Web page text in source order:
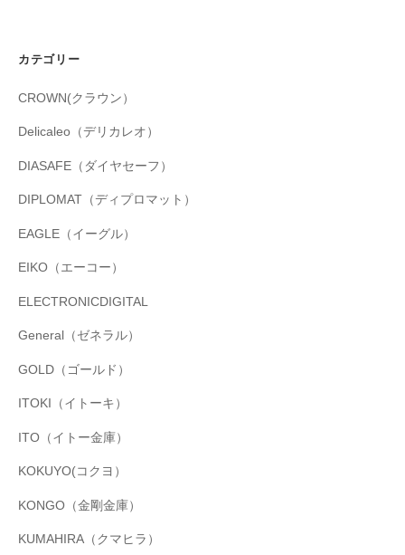
カテゴリー
CROWN(クラウン）
Delicaleo（デリカレオ）
DIASAFE（ダイヤセーフ）
DIPLOMAT（ディプロマット）
EAGLE（イーグル）
EIKO（エーコー）
ELECTRONICDIGITAL
General（ゼネラル）
GOLD（ゴールド）
ITOKI（イトーキ）
ITO（イトー金庫）
KOKUYO(コクヨ）
KONGO（金剛金庫）
KUMAHIRA（クマヒラ）